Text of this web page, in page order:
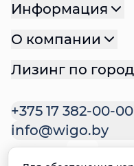
+375 17 382-00-00
info@wigo.by
Информация
О компании
Лизинг по